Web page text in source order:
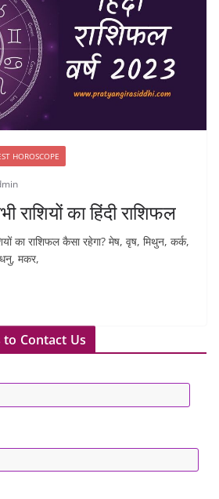
HOROSCOPE
का हिंदी राशिफल
का राशिफल कैसा रहेगा? मेष, वृष, मिथुन, कर्क,
मकर,
Contact Us